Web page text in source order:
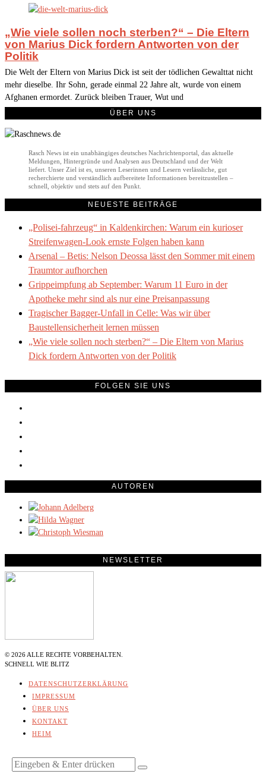
„Wie viele sollen noch sterben?“ – Die Eltern
von Marius Dick fordern Antworten von der
Politik
Die Welt der Eltern von Marius Dick ist seit der tödlichen Gewalttat nicht
mehr dieselbe. Ihr Sohn, gerade einmal 22 Jahre alt, wurde von einem
Afghanen ermordet. Zurück bleiben Trauer, Wut und
ÜBER UNS
Rasch News ist ein unabhängiges deutsches Nachrichtenportal, das aktuelle
Meldungen, Hintergründe und Analysen aus Deutschland und der Welt
liefert. Unser Ziel ist es, unseren Leserinnen und Lesern verlässliche, gut
recherchierte und verständlich aufbereitete Informationen bereitzustellen –
schnell, objektiv und stets auf den Punkt.
NEUESTE BEITRÄGE
„Polisei-fahrzeug“ in Kaldenkirchen: Warum ein kurioser
Streifenwagen-Look ernste Folgen haben kann
Arsenal – Betis: Nelson Deossa lässt den Sommer mit einem
Traumtor aufhorchen
Grippeimpfung ab September: Warum 11 Euro in der
Apotheke mehr sind als nur eine Preisanpassung
Tragischer Bagger-Unfall in Celle: Was wir über
Baustellensicherheit lernen müssen
„Wie viele sollen noch sterben?“ – Die Eltern von Marius
Dick fordern Antworten von der Politik
FOLGEN SIE UNS
AUTOREN
NEWSLETTER
© 2026 ALLE RECHTE VORBEHALTEN.
SCHNELL WIE BLITZ
DATENSCHUTZERKLÄRUNG
IMPRESSUM
ÜBER UNS
KONTAKT
HEIM